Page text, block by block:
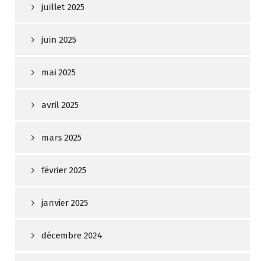
juillet 2025
juin 2025
mai 2025
avril 2025
mars 2025
février 2025
janvier 2025
décembre 2024